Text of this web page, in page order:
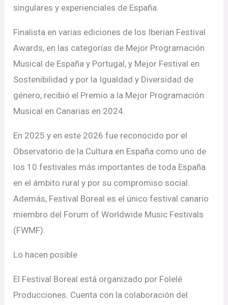
singulares y experienciales de España.
Finalista en varias ediciones de los Iberian Festival
Awards, en las categorías de Mejor Programación
Musical de España y Portugal, y Mejor Festival en
Sostenibilidad y por la Igualdad y Diversidad de
género, recibió el Premio a la Mejor Programación
Musical en Canarias en 2024.
En 2025 y en este 2026 fue reconocido por el
Observatorio de la Cultura en España como uno de
los 10 festivales más importantes de toda España
en el ámbito rural y por su compromiso social.
Además, Festival Boreal es el único festival canario
miembro del Forum of Worldwide Music Festivals
(FWMF).
Lo hacen posible
El Festival Boreal está organizado por Folelé
Producciones. Cuenta con la colaboración del